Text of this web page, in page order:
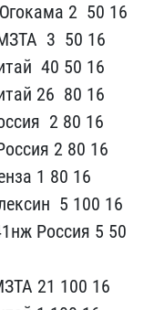
2 ​ 50 16
3 ​ 50 16
40 50 16
26 ​ 80 16
2 80 16​
2​ 80 16
1 8​0 16
5 100 16
Россия 5 ​50
​21 100 16